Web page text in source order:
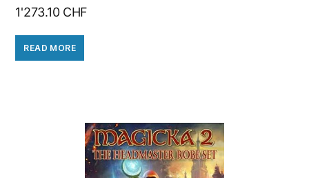
1'273.10 CHF
READ MORE